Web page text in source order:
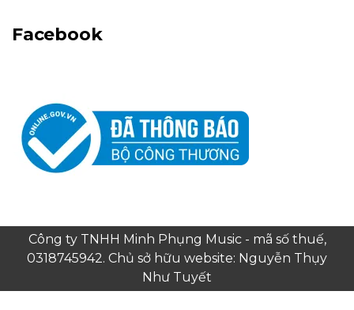
Facebook
Công ty TNHH Minh Phụng Music - mã số thuế,
0318745942. Chủ sở hữu website: Nguyễn Thụy
Như Tuyết